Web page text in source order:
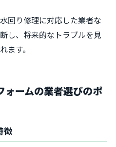
回り修理に対応した業者な
し、将来的なトラブルを見
ます。
ォームの業者選びのポ
徴